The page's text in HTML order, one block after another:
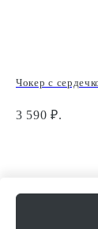
Чокер с
3 590 ₽.